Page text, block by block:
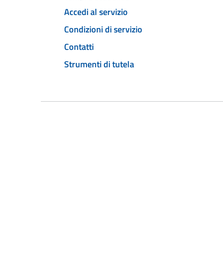
Accedi al servizio
Condizioni di servizio
Contatti
Strumenti di tutela